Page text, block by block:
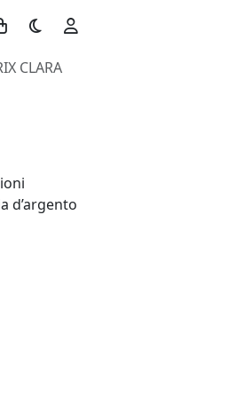
Toggle theme
CLARA
d’argento